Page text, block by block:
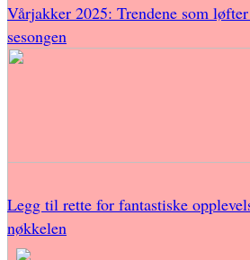
Vårjakker 2025: Trendene som
sesongen
Legg til rette for fantastiske
nøkkelen